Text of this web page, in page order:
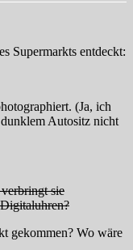
Supermarkts entdeckt:
(Ja, ich
Autositz nicht
sie
gekommen? Wo wäre